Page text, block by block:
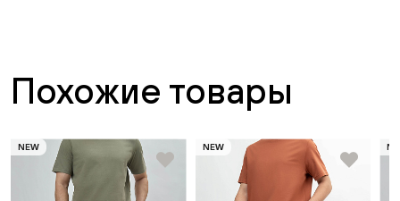
Похожие товары
NEW NEW